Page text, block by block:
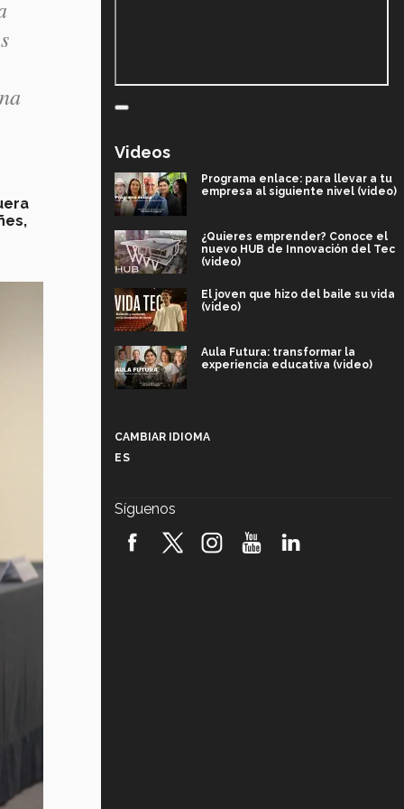
Videos
Programa enlace: para llevar a tu
empresa al siguiente nivel (video)
¿Quieres emprender? Conoce el
nuevo HUB de Innovación del Tec
(video)
El joven que hizo del baile su vida
(video)
Aula Futura: transformar la
experiencia educativa (video)
robótica FIRST 2026! (video)
CAMBIAR IDIOMA
ES
Síguenos